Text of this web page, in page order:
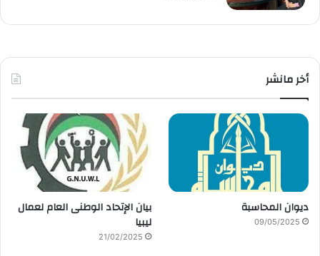
أخر مانشر
ديوان المحاسبة
09/05/2025
بيان الإتحاد الوطنى العام لعمال
ليبيا
21/02/2025